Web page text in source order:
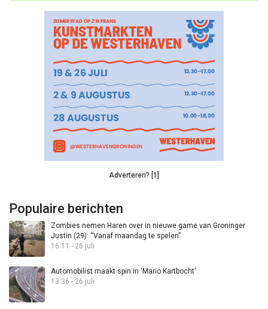
Adverteren? [1]
Populaire berichten
Zombies nemen Haren over in nieuwe game van Groninger
Justin (29): “Vanaf maandag te spelen”
16:11 - 26 juli
Automobilist maakt spin in ‘Mario Kartbocht’
13:36 - 26 juli